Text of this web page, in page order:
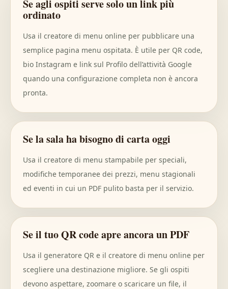
Se agli ospiti serve solo un link più
ordinato
Usa il creatore di menu online per pubblicare una
semplice pagina menu ospitata. È utile per QR code,
bio Instagram e link sul Profilo dell’attività Google
quando una configurazione completa non è ancora
pronta.
Se la sala ha bisogno di carta oggi
Usa il creatore di menu stampabile per speciali,
modifiche temporanee dei prezzi, menu stagionali
ed eventi in cui un PDF pulito basta per il servizio.
Se il tuo QR code apre ancora un PDF
Usa il generatore QR e il creatore di menu online per
scegliere una destinazione migliore. Se gli ospiti
devono aspettare, zoomare o scaricare un file, il